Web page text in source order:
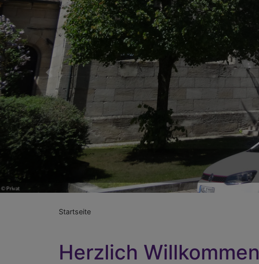
Previous
Startseite
Herzlich Willkommen